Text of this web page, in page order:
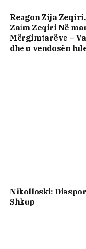
Reagon Zija
Zaim Zeqiri Në
Mërgimtarëve –
dhe u vendosën
Nikolloski:
Shkup